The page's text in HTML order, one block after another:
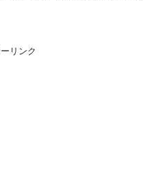
リンク